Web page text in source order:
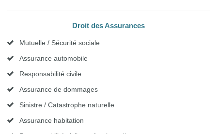
Droit des Assurances
Mutuelle / Sécurité sociale
Assurance automobile
Responsabilité civile
Assurance de dommages
Sinistre / Catastrophe naturelle
Assurance habitation